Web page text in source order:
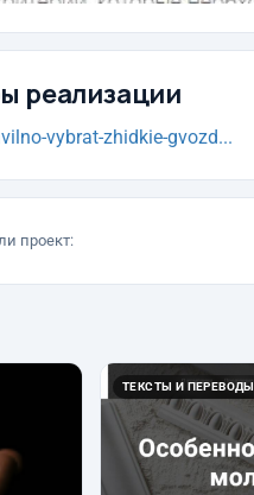
реализации
vybrat-zhidkie-gvozd...
проект:
ТЕКСТЫ И ПЕРЕВОДЫ